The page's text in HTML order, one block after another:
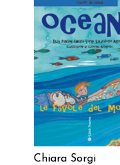
AGGIUNGI AL
CARRELLO
Chiara Sorgi